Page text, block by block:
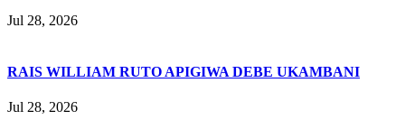
Jul 28, 2026
RAIS WILLIAM RUTO APIGIWA DEBE UKAMBANI
Jul 28, 2026